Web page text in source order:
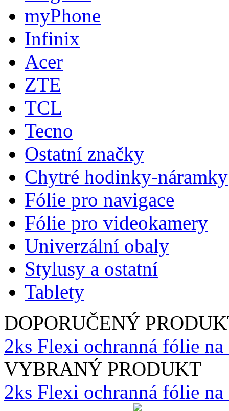
myPhone
Infinix
Acer
ZTE
TCL
Tecno
Ostatní značky
Chytré hodinky-náramky
Fólie pro navigace
Fólie pro videokamery
Univerzální obaly
Stylusy a ostatní
Tablety
DOPORUČENÝ
2ks Flexi ochranná fólie
VYBRANÝ PRODUKT
2ks Flexi ochranná fólie